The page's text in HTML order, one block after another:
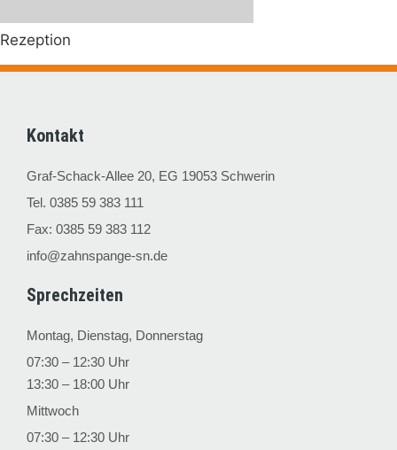
Rezeption
Kontakt
Graf-Schack-Allee 20, EG 19053 Schwerin
Tel. 0385 59 383 111
Fax: 0385 59 383 112
info@zahnspange-sn.de
Sprechzeiten
Montag, Dienstag, Donnerstag
07:30 – 12:30 Uhr
13:30 – 18:00 Uhr
Mittwoch
07:30 – 12:30 Uhr